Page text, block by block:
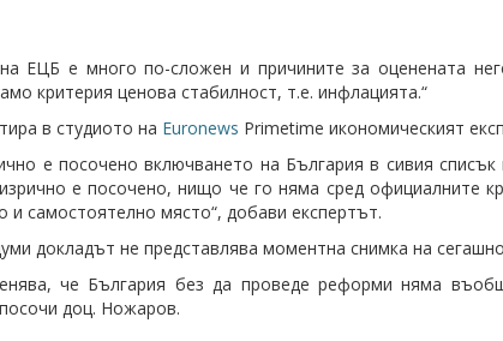
ЕЦБ е много по-сложен и причините за оценената
критерия ценова стабилност, т.е. инфлацията.“
в студиото на Euronews Primetime икономическият
е посочено включването на България в сивия
е посочено, нищо че го няма сред официалните
и самостоятелно място“, добави експертът.
докладът не представлява моментна снимка на
че България без да проведе реформи няма
доц. Ножаров.